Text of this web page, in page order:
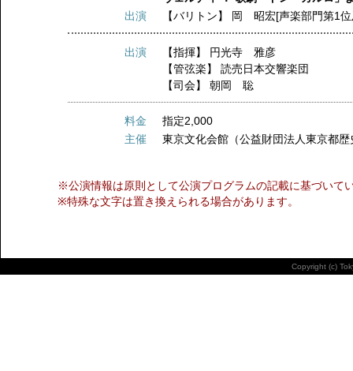
出演
【バリトン】 岡 昭宏[声楽部門第1位
出演 【指揮】 円光寺 雅彦
【管弦楽】読売日本交響楽団
【司会】朝岡 聡
料金
指定2,000
主催
東京文化会館（公益財団法人東京都
※公演情報は原則として公演プログラムの記載に基づいて
※特殊な文字は置き換えられる場合があります。
Copyright (c)